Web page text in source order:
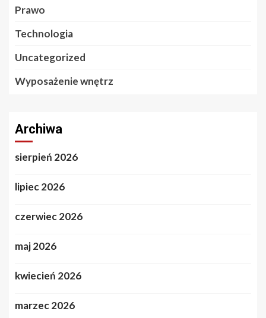
Prawo
Technologia
Uncategorized
Wyposażenie wnętrz
Archiwa
sierpień 2026
lipiec 2026
czerwiec 2026
maj 2026
kwiecień 2026
marzec 2026